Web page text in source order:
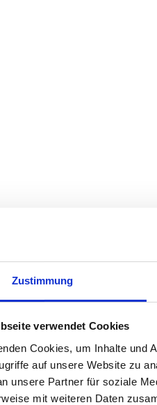
Zustimmung
verwendet Cookies
Cookies, um Inhalte und
auf unsere Website zu
unsere Partner für soziale
mit weiteren Daten